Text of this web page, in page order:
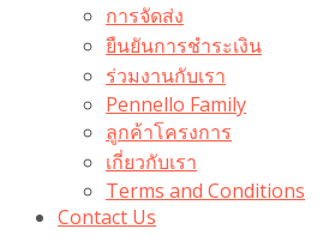
การจัดส่ง
ยืนยันการชำระเงิน
ร่วมงานกับเรา
Pennello Family
ลูกค้าโครงการ
เกี่ยวกับเรา
Terms and Conditions
Contact Us